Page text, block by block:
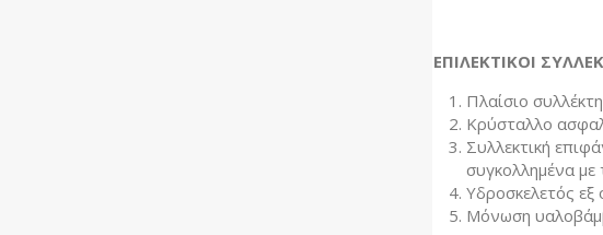
ΕΠΙΛΕΚΤΙΚΟΙ
Πλαίσιο
Κρύσταλλο
Συλλεκτική
συγκολλημένα με
Υδροσκελετός
Μόνωση